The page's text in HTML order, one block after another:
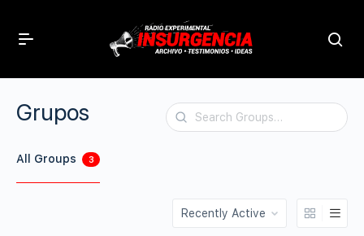
Grupos
Search
Groups…
All Groups 3
Order
By: